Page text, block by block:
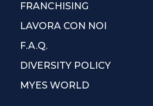
FRANCHISING
LAVORA CON NOI
F.A.Q.
DIVERSITY POLICY
MYES WORLD